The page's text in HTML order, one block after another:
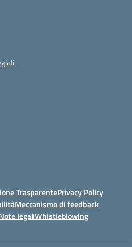
TrasparentePrivacy Policy
Meccanismo di feedback
Note legaliWhistleblowing